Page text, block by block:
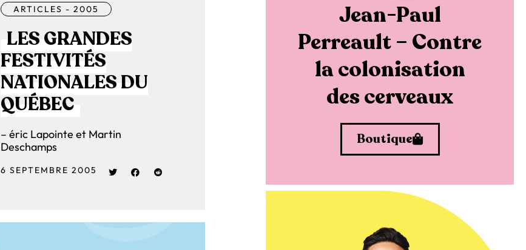
ARTICLES - 2005
LES GRANDES
FESTIVITÉS
NATIONALES DU
QUÉBEC
– éric Lapointe et Martin
Deschamps
6 SEPTEMBRE 2005
Jean-Paul
Perreault – Contre
la colonisation
des cerveaux
Boutique